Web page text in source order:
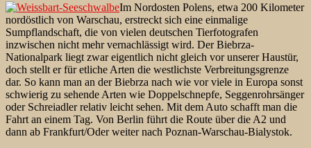
Im Nordosten Polens, etwa 200 Kilometer
nordöstlich von Warschau, erstreckt sich eine einmalige
Sumpflandschaft, die von vielen deutschen Tierfotografen
inzwischen nicht mehr vernachlässigt wird. Der Biebrza-
Nationalpark liegt zwar eigentlich nicht gleich vor unserer Haustür,
doch stellt er für etliche Arten die westlichste Verbreitungsgrenze
dar. So kann man an der Biebrza nach wie vor viele in Europa sonst
schwierig zu sehende Arten wie Doppelschnepfe, Seggenrohrsänger
oder Schreiadler relativ leicht sehen. Mit dem Auto schafft man die
Fahrt an einem Tag. Von Berlin führt die Route über die A2 und
dann ab Frankfurt/Oder weiter nach Poznan-Warschau-Bialystok.